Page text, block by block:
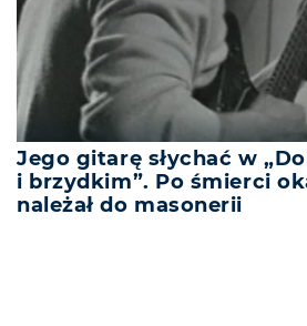
Jego gitarę słychać w
i brzydkim”. Po śmierci
należał do masonerii